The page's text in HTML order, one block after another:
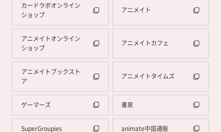
カードラボオンライン
ショップ
アニメイト
アニメイトオンライン
ショップ
アニメイトカフェ
アニメイトブックスト
ア
アニメイトタイムズ
ゲーマーズ 書泉
SuperGroupies animate中国通販